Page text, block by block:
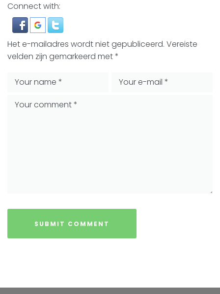
Connect with:
Het e-mailadres wordt niet gepubliceerd. Vereiste
velden zijn gemarkeerd met*